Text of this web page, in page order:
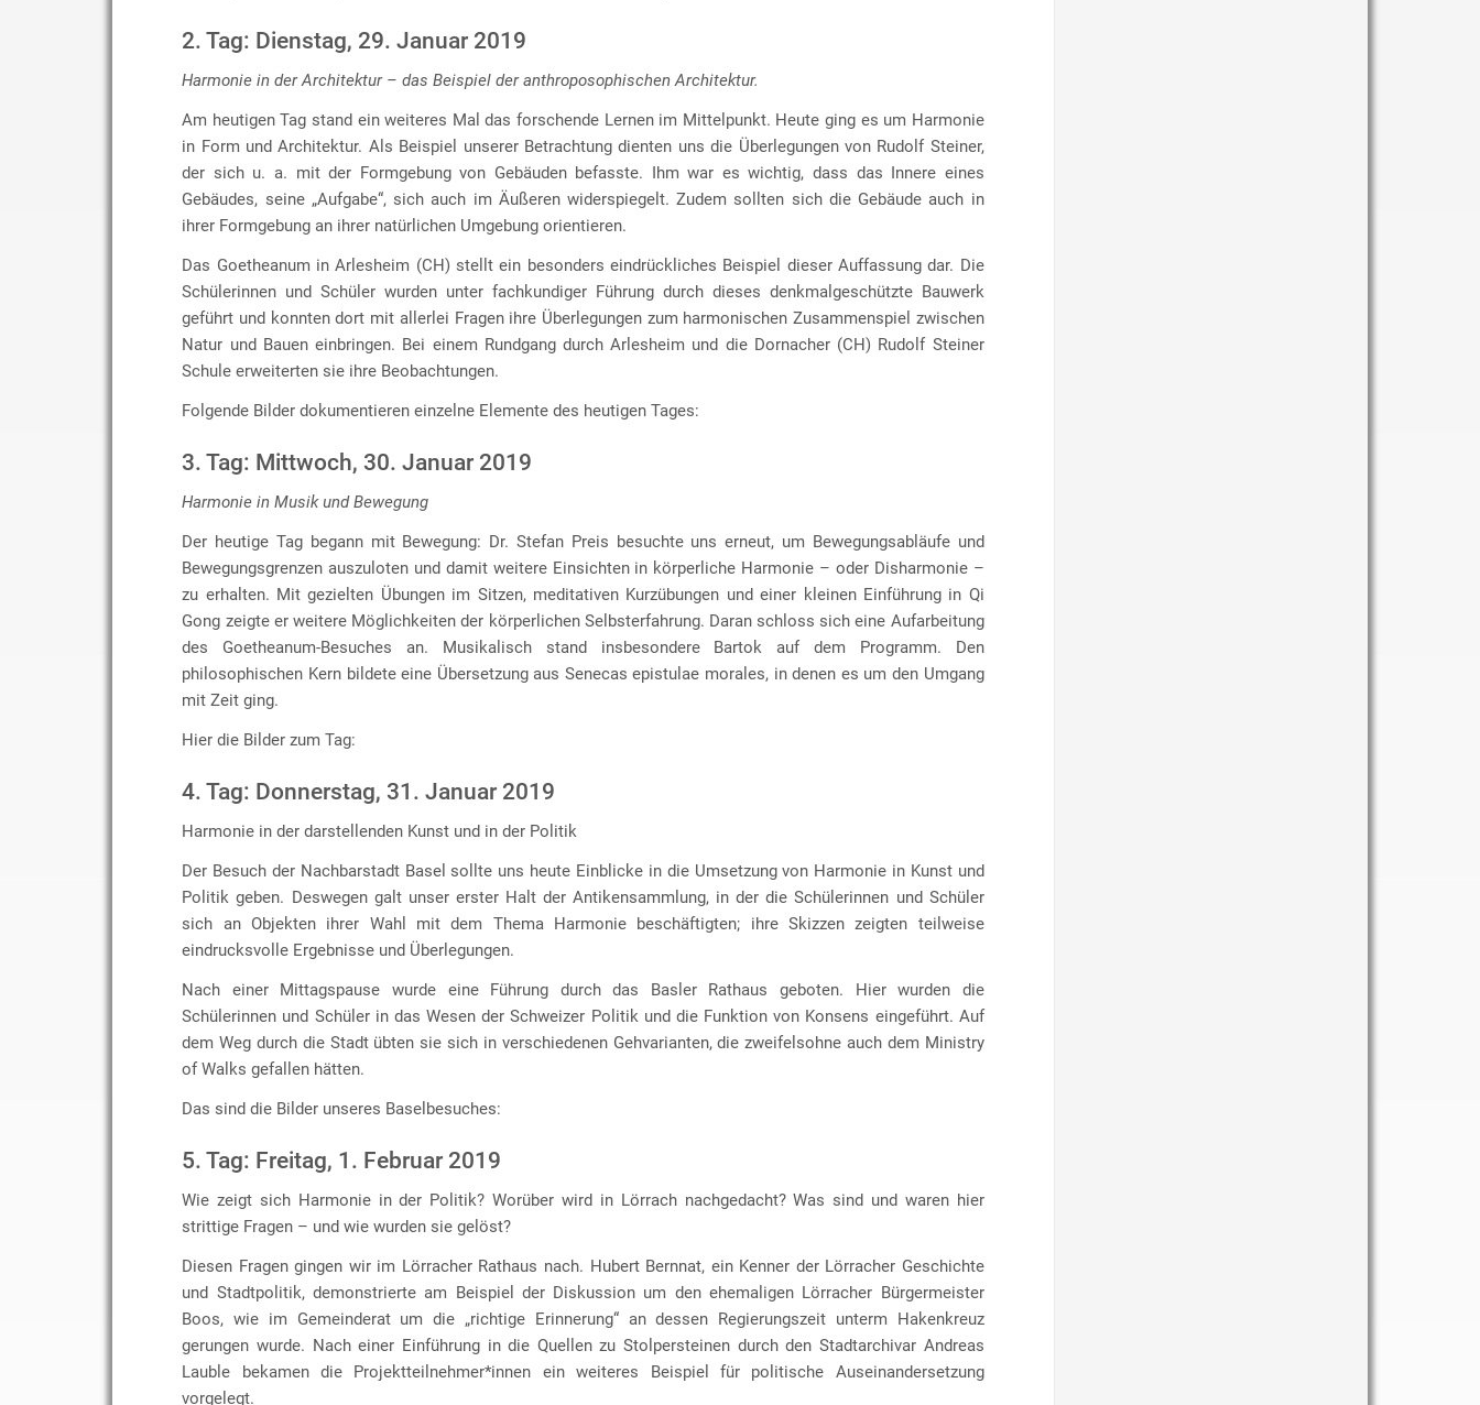
2. Tag: Dienstag, 29. Januar 2019
Harmonie in der Architektur – das Beispiel der anthroposophischen Architektur.
Am heutigen Tag stand ein weiteres Mal das forschende Lernen im Mittelpunkt. Heute ging es um Harmonie
in Form und Architektur. Als Beispiel unserer Betrachtung dienten uns die Überlegungen von Rudolf Steiner,
der sich u. a. mit der Formgebung von Gebäuden befasste. Ihm war es wichtig, dass das Innere eines
Gebäudes, seine „Aufgabe“, sich auch im Äußeren widerspiegelt. Zudem sollten sich die Gebäude auch in
ihrer Formgebung an ihrer natürlichen Umgebung orientieren.
Das Goetheanum in Arlesheim (CH) stellt ein besonders eindrückliches Beispiel dieser Auffassung dar. Die
Schülerinnen und Schüler wurden unter fachkundiger Führung durch dieses denkmalgeschützte Bauwerk
geführt und konnten dort mit allerlei Fragen ihre Überlegungen zum harmonischen Zusammenspiel zwischen
Natur und Bauen einbringen. Bei einem Rundgang durch Arlesheim und die Dornacher (CH) Rudolf Steiner
Schule erweiterten sie ihre Beobachtungen.
Folgende Bilder dokumentieren einzelne Elemente des heutigen Tages:
3. Tag: Mittwoch, 30. Januar 2019
Harmonie in Musik und Bewegung
Der heutige Tag begann mit Bewegung: Dr. Stefan Preis besuchte uns erneut, um Bewegungsabläufe und
Bewegungsgrenzen auszuloten und damit weitere Einsichten in körperliche Harmonie – oder Disharmonie –
zu erhalten. Mit gezielten Übungen im Sitzen, meditativen Kurzübungen und einer kleinen Einführung in Qi
Gong zeigte er weitere Möglichkeiten der körperlichen Selbsterfahrung. Daran schloss sich eine Aufarbeitung
des Goetheanum-Besuches an. Musikalisch stand insbesondere Bartok auf dem Programm. Den
philosophischen Kern bildete eine Übersetzung aus Senecas epistulae morales, in denen es um den Umgang
mit Zeit ging.
Hier die Bilder zum Tag:
4. Tag: Donnerstag, 31. Januar 2019
Harmonie in der darstellenden Kunst und in der Politik
Der Besuch der Nachbarstadt Basel sollte uns heute Einblicke in die Umsetzung von Harmonie in Kunst und
Politik geben. Deswegen galt unser erster Halt der Antikensammlung, in der die Schülerinnen und Schüler
sich an Objekten ihrer Wahl mit dem Thema Harmonie beschäftigten; ihre Skizzen zeigten teilweise
eindrucksvolle Ergebnisse und Überlegungen.
Nach einer Mittagspause wurde eine Führung durch das Basler Rathaus geboten. Hier wurden die
Schülerinnen und Schüler in das Wesen der Schweizer Politik und die Funktion von Konsens eingeführt. Auf
dem Weg durch die Stadt übten sie sich in verschiedenen Gehvarianten, die zweifelsohne auch dem Ministry
of Walks gefallen hätten.
Das sind die Bilder unseres Baselbesuches:
5. Tag: Freitag, 1. Februar 2019
Wie zeigt sich Harmonie in der Politik? Worüber wird in Lörrach nachgedacht? Was sind und waren hier
strittige Fragen – und wie wurden sie gelöst?
Diesen Fragen gingen wir im Lörracher Rathaus nach. Hubert Bernnat, ein Kenner der Lörracher Geschichte
und Stadtpolitik, demonstrierte am Beispiel der Diskussion um den ehemaligen Lörracher Bürgermeister
Boos, wie im Gemeinderat um die „richtige Erinnerung“ an dessen Regierungszeit unterm Hakenkreuz
gerungen wurde. Nach einer Einführung in die Quellen zu Stolpersteinen durch den Stadtarchivar Andreas
Lauble bekamen die Projektteilnehmer*innen ein weiteres Beispiel für politische Auseinandersetzung
vorgelegt.